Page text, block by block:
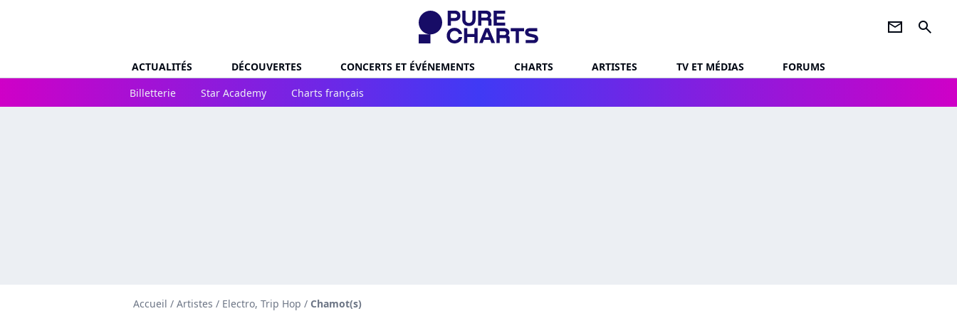
newsletter search
ACTUALITÉS DÉCOUVERTES CONCERTS ET ÉVÉNEMENTS CHARTS ARTISTES TV ET MÉDIAS
FORUMS
Billetterie
Star Academy Charts français
Accueil / Artistes / Electro, Trip Hop / Chamot(s)